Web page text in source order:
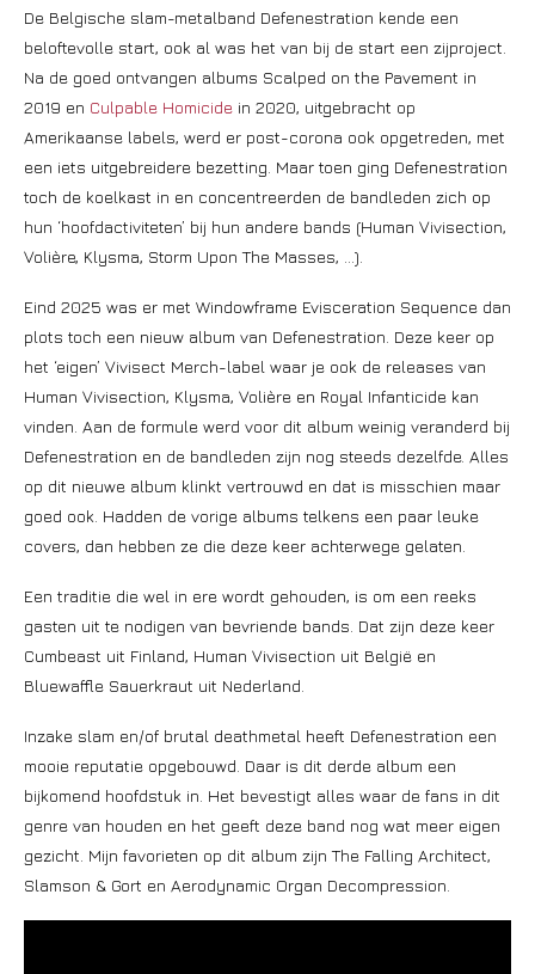
De Belgische slam-metalband Defenestration kende een
beloftevolle start, ook al was het van bij de start een zijproject.
Na de goed ontvangen albums Scalped on the Pavement in
2019 en Culpable Homicide in 2020, uitgebracht op
Amerikaanse labels, werd er post-corona ook opgetreden, met
een iets uitgebreidere bezetting. Maar toen ging Defenestration
toch de koelkast in en concentreerden de bandleden zich op
hun ‘hoofdactiviteten’ bij hun andere bands (Human Vivisection,
Volière, Klysma, Storm Upon The Masses, …).
Eind 2025 was er met Windowframe Evisceration Sequence dan
plots toch een nieuw album van Defenestration. Deze keer op
het ‘eigen’ Vivisect Merch-label waar je ook de releases van
Human Vivisection, Klysma, Volière en Royal Infanticide kan
vinden. Aan de formule werd voor dit album weinig veranderd bij
Defenestration en de bandleden zijn nog steeds dezelfde. Alles
op dit nieuwe album klinkt vertrouwd en dat is misschien maar
goed ook. Hadden de vorige albums telkens een paar leuke
covers, dan hebben ze die deze keer achterwege gelaten.
Een traditie die wel in ere wordt gehouden, is om een reeks
gasten uit te nodigen van bevriende bands. Dat zijn deze keer
Cumbeast uit Finland, Human Vivisection uit België en
Bluewaffle Sauerkraut uit Nederland.
Inzake slam en/of brutal deathmetal heeft Defenestration een
mooie reputatie opgebouwd. Daar is dit derde album een
bijkomend hoofdstuk in. Het bevestigt alles waar de fans in dit
genre van houden en het geeft deze band nog wat meer eigen
gezicht. Mijn favorieten op dit album zijn The Falling Architect,
Slamson & Gort en Aerodynamic Organ Decompression.